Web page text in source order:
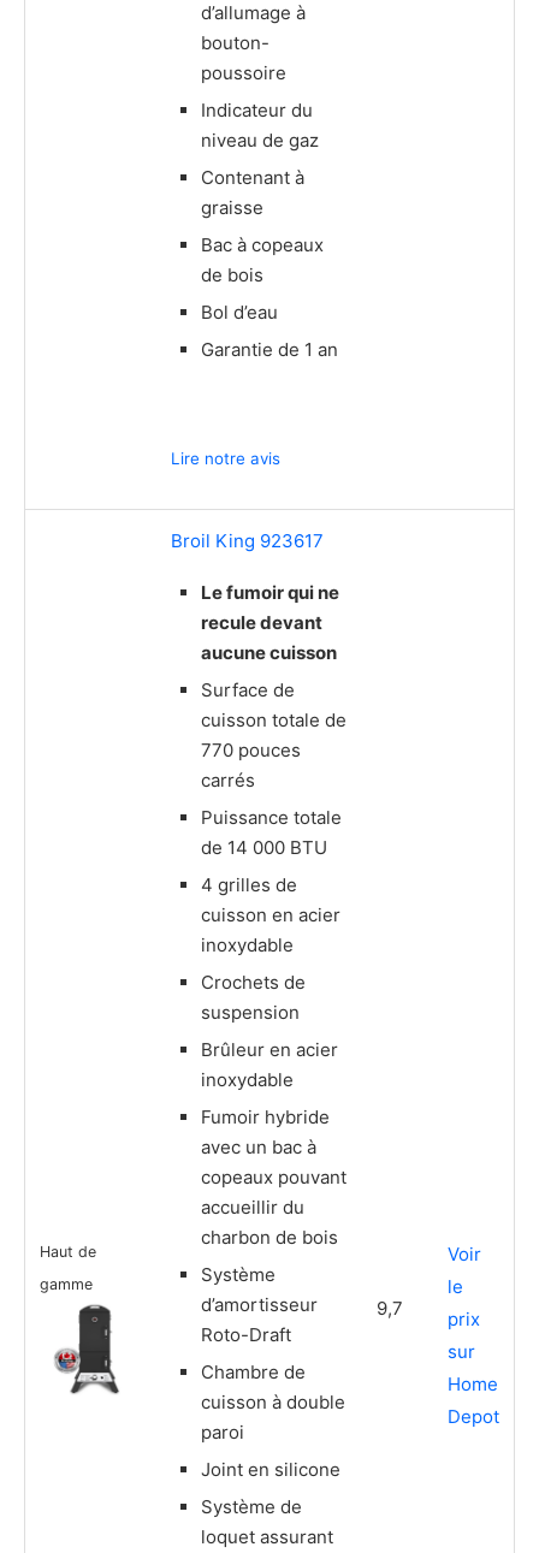
d’allumage à
bouton-
poussoire
Indicateur du
niveau de gaz
Contenant à
graisse
Bac à copeaux
de bois
Bol d’eau
Garantie de 1 an
Lire notre avis
Haut de
gamme
Broil King 923617
Le fumoir qui ne
recule devant
aucune cuisson
Surface de
cuisson totale de
770 pouces
carrés
Puissance totale
de 14 000 BTU
4 grilles de
cuisson en acier
inoxydable
Crochets de
suspension
Brûleur en acier
inoxydable
Fumoir hybride
avec un bac à
copeaux pouvant
accueillir du
charbon de bois
Système
d’amortisseur
Roto-Draft
Chambre de
cuisson à double
paroi
Joint en silicone
Système de
loquet assurant
9,7
Voir
le
prix
sur
Home
Depot